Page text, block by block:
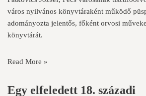
város nyilvános könyvtáraként működő
adományozta jelentős, főként orvosi
könyvtárát.
Read More »
Egy elfeledett 18. századi